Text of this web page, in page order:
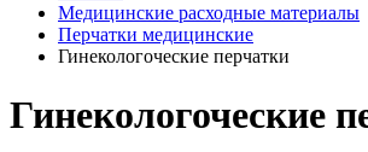
Медицинские расходные материалы
Перчатки медицинские
Гинекологоческие перчатки
Гинекологоческие